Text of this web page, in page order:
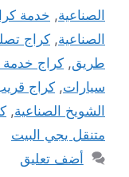
الصناعية, خدمة
الصناعية, كراج
طريق, كراج خدمة
سيارات, كراج
الشويخ الصناعية,
متنقل يجي البيت
أضف تعليق